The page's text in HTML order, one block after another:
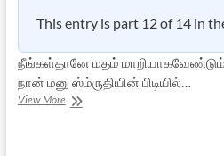
This entry is part 12 of 14 in
நீங்கள்தானே மதம்
நான் மனு ஸ்ம்ருதியின் பிடியில்…
View Moreம(மா)ரியம்மா